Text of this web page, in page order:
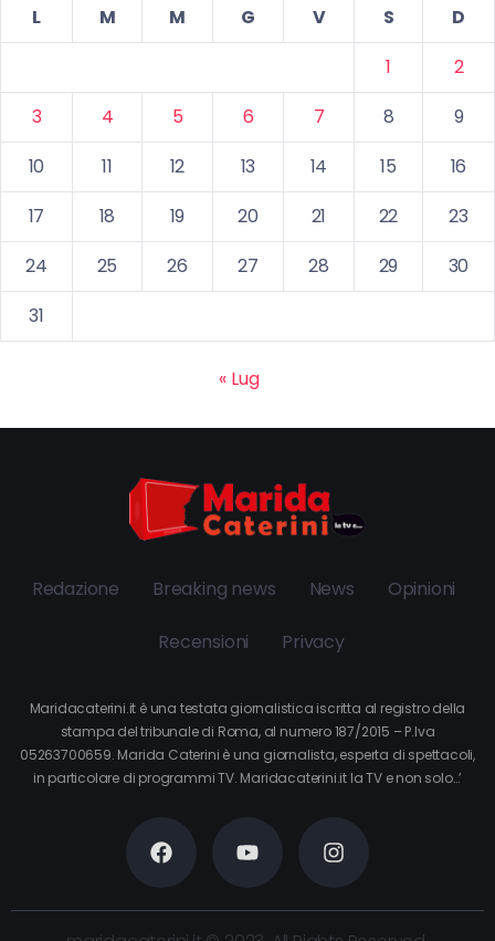
L
M M G V S
D
1
2
3
4 5 6 7 8
9
10
11 12 13 14 15
16
17
18 19 20 21 22
23
24
25 26 27 28 29
30
31
« Lug
Redazione Breaking news News Opinioni
Recensioni Privacy
Maridacaterini.it è una testata giornalistica iscritta al registro della
stampa del tribunale di Roma, al numero 187/2015 – P.Iva
05263700659. Marida Caterini è una giornalista, esperta di spettacoli,
in particolare di programmi TV. Maridacaterini.it la TV e non solo…’